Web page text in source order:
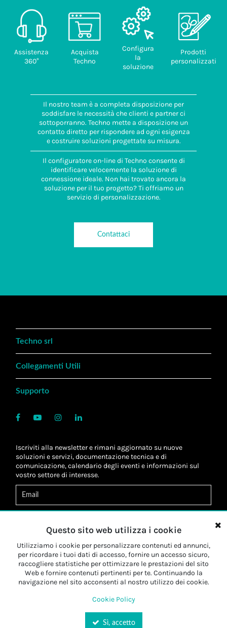
Assistenza
360°
Acquista
Techno
Configura
la
soluzione
Prodotti
personalizzati
Il nostro team è a completa disposizione per
soddisfare le necessità che clienti e partner ci
sottoporranno. Techno mette a disposizione un
contatto diretto per rispondere ad ogni esigenza
e costruire soluzioni progettate su misura.
Il configuratore on-line di Techno consente di
identificare velocemente la soluzione di
connessione ideale. Non hai trovato ancora la
soluzione per il tuo progetto? Ti offriamo un
servizio di personalizzazione.
Contattaci
Techno srl
Collegamenti Utili
Supporto
Iscriviti alla newsletter e rimani aggiornato su nuove
soluzioni e servizi, documentazione tecnica e di
comunicazione, calendario degli eventi e informazioni sul
vostro settore di interesse.
Letta l'informativa, autorizzo altrattamento dei miei dati
personali*
Letta l'informativa, autorizzo al trattamento dei miei dati
personali a fini dimarketing*
Iscriviti
Questo sito web utilizza i cookie
Utilizziamo i cookie per personalizzare contenuti ed annunci,
per ricordare i tuoi dati di accesso, fornire un accesso sicuro,
raccogliere statistiche per ottimizzare le prestazioni del sito
Web e fornire contenuti pertinenti per te. Continuando la
navigazione nel sito acconsenti al nostro utilizzo dei cookie.
Cookie Policy
Sì, accetto